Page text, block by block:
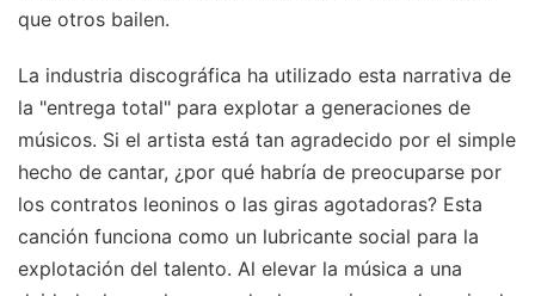
que otros bailen.
La industria discográfica ha utilizado esta narrativa de
la "entrega total" para explotar a generaciones de
músicos. Si el artista está tan agradecido por el simple
hecho de cantar, ¿por qué habría de preocuparse por
los contratos leoninos o las giras agotadoras? Esta
canción funciona como un lubricante social para la
explotación del talento. Al elevar la música a una